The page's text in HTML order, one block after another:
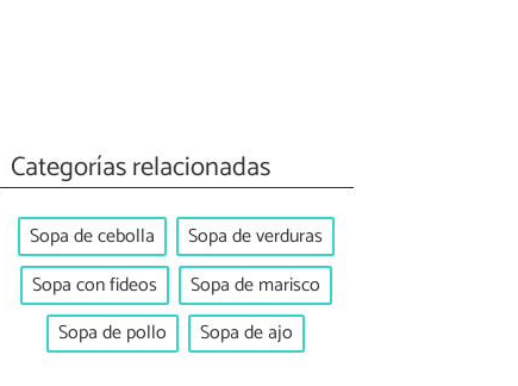
Categorías relacionadas
Sopa de cebolla
Sopa de verduras
Sopa con fideos
Sopa de marisco
Sopa de pollo
Sopa de ajo